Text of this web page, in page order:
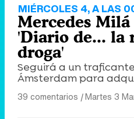
MIÉRCOLES 4, A LAS
Mercedes Milá
'Diario de... la
droga'
Seguirá a un
Ámsterdam para
39 comentarios |Martes 3